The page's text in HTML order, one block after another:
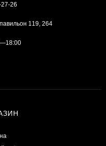
26
119, 264